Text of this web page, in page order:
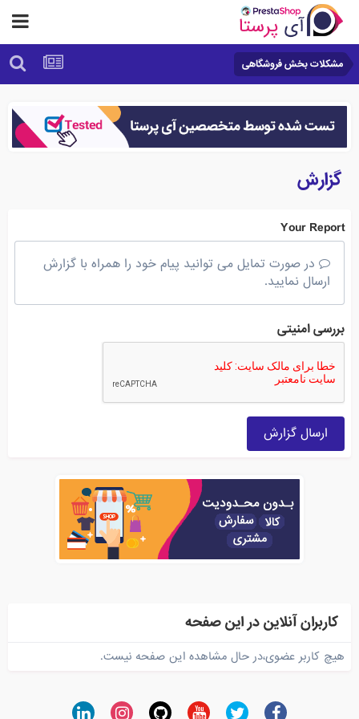
مشکلات بخش فروشگاهی
گزارش
Your Report
در صورت تمایل می توانید پیام خود را همراه با گزارش
ارسال نمایید.
بررسی امنیتی
ارسال گزارش
کاربران آنلاین در این صفحه
هیچ کاربر عضوی،در حال مشاهده این صفحه نیست.